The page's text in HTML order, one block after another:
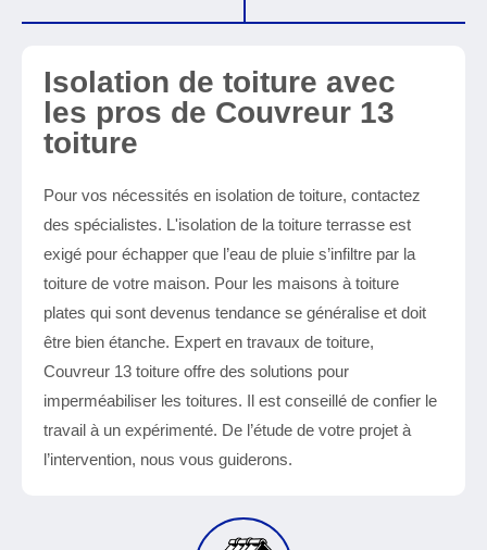
Isolation de toiture avec
les pros de Couvreur 13
toiture
Pour vos nécessités en isolation de toiture, contactez
des spécialistes. L'isolation de la toiture terrasse est
exigé pour échapper que l’eau de pluie s’infiltre par la
toiture de votre maison. Pour les maisons à toiture
plates qui sont devenus tendance se généralise et doit
être bien étanche. Expert en travaux de toiture,
Couvreur 13 toiture offre des solutions pour
imperméabiliser les toitures. Il est conseillé de confier le
travail à un expérimenté. De l’étude de votre projet à
l’intervention, nous vous guiderons.